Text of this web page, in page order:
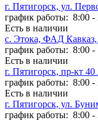
г. Пятигорск, ул.
график работы: 8:00 -
Есть в наличии
с. Этока, ФАД Кавказ,
график работы: 8:00 -
Есть в наличии
г. Пятигорск, пр-кт
график работы: 8:00 -
Есть в наличии
г. Пятигорск, ул.
график работы: 8:00 -